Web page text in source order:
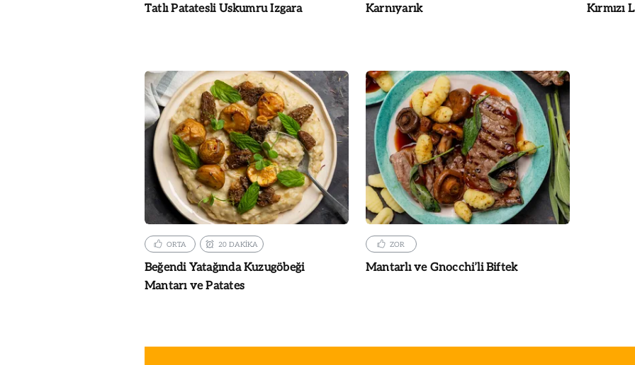
Tatlı Patatesli Uskumru Izgara Karnıyarık Kırmızı
ORTA 20 DAKİKA
Beğendi Yatağında Kuzugöbeği
Mantarı ve Patates
ZOR
Mantarlı ve Gnocchi’li Biftek